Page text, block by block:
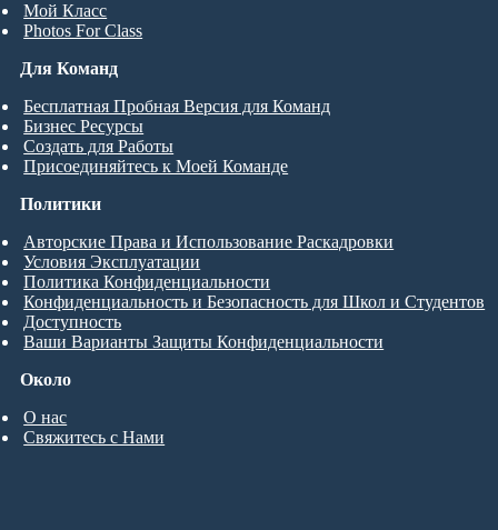
Мой Класс
Photos For Class
Для Команд
Бесплатная Пробная Версия для Команд
Бизнес Ресурсы
Создать для Работы
Присоединяйтесь к Моей Команде
Около
О нас
Свяжитесь с Нами
Политики
Авторские Права и Использование Раскадровки
Условия Эксплуатации
Политика Конфиденциальности
Конфиденциальность и Безопасность для Школ и Студентов
Доступность
Ваши Варианты Защиты Конфиденциальности